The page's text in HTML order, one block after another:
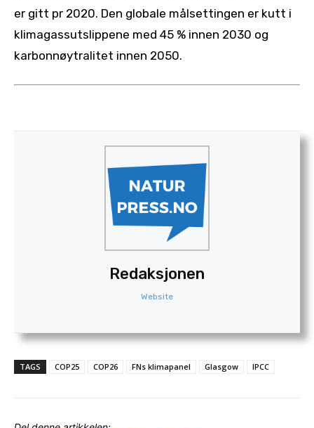
er gitt pr 2020. Den globale målsettingen er kutt i
klimagassutslippene med 45 % innen 2030 og
karbonnøytralitet innen 2050.
Redaksjonen
Website
TAGS COP25 COP26 FNs klimapanel Glasgow IPCC